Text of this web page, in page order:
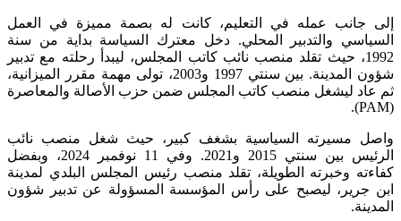
إلى جانب عمله في التعليم، كانت له بصمة مميزة في العمل
السياسي والتدبير المحلي. دخل معترك السياسة بداية من سنة
1992، حيث تقلد منصب نائب كاتب المجلس، ليبدأ رحلته مع تدبير
شؤون المدينة. بين سنتي 1997 و2003، تولى مهمة مقرر الميزانية،
ثم عاد ليشغل منصب كاتب المجلس ضمن حزب الأصالة والمعاصرة
(PAM).
واصل مسيرته السياسية بشغف كبير، حيث شغل منصب نائب
الرئيس بين سنتي 2015 و2021. وفي 11 نوفمبر 2024، وبفضل
كفاءته وخبرته الطويلة، تقلد منصب رئيس المجلس البلدي لمدينة
ابن جرير، ليصبح على رأس المؤسسة المسؤولة عن تدبير شؤون
المدينة.